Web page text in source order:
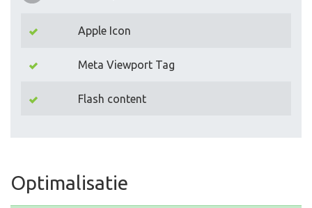
Apple Icon
Meta Viewport Tag
Flash content
Optimalisatie